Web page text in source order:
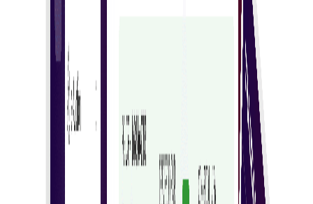
Digitalno fakturiranje
Prijeđite na digitalno fakturiranje za bržu obradu i
lakše upravljanje računima.